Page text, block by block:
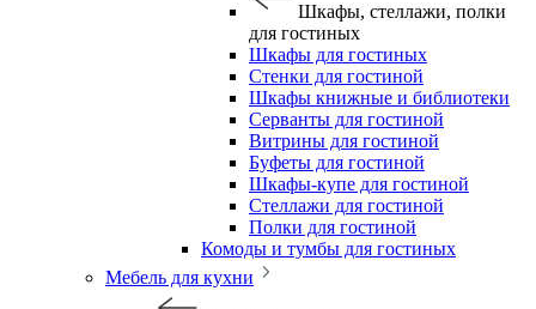
Шкафы, стеллажи, полки
для гостиных
Шкафы для гостиных
Стенки для гостиной
Шкафы книжные и библиотеки
Серванты для гостиной
Витрины для гостиной
Буфеты для гостиной
Шкафы-купе для гостиной
Стеллажи для гостиной
Полки для гостиной
Комоды и тумбы для гостиных
Мебель для кухни